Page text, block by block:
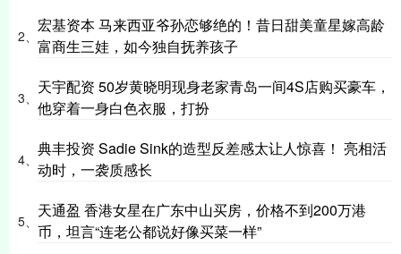
2、
宏基资本 马来西亚爷孙恋够绝的！昔日甜美童星嫁高龄
富商生三娃，如今独自抚养孩子
3、
天宇配资 50岁黄晓明现身老家青岛一间4S店购买豪车，
他穿着一身白色衣服，打扮
4、
典丰投资 Sadie Sink的造型反差感太让人惊喜！ 亮相活
动时，一袭质感长
5、
天通盈 香港女星在广东中山买房，价格不到200万港
币，坦言“连老公都说好像买菜一样”